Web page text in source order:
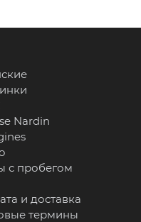
Nardin
с пробегом
и доставка
термины